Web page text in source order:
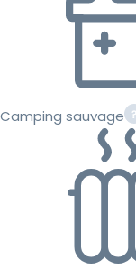
Camping sauvage